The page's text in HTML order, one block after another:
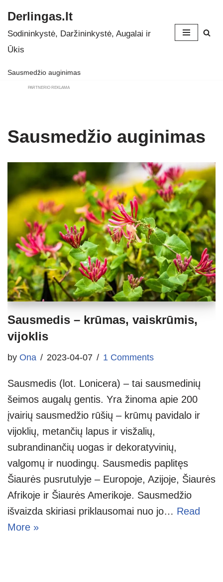
Skip
to
Derlingas.lt
Sodininkystė, Daržininkystė, Augalai ir
Ūkis
Sausmedžio auginimas
PARTNERIO REKLAMA
Sausmedžio auginimas
Sausmedis – krūmas, vaiskrūmis,
vijoklis
by Ona 2023-04-07 1 Comments
Sausmedis (lot. Lonicera) – tai sausmedinių
šeimos augalų gentis. Yra žinoma apie 200
įvairių sausmedžio rūšių – krūmų pavidalo ir
vijoklių, metančių lapus ir visžalių,
subrandinančių uogas ir dekoratyvinių,
valgomų ir nuodingų. Sausmedis paplitęs
Šiaurės pusrutulyje – Europoje, Azijoje, Šiaurės
Afrikoje ir Šiaurės Amerikoje. Sausmedžio
išvaizda skiriasi priklausomai nuo jo… Read
More »